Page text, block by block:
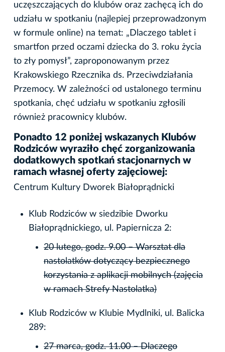
uczęszczających do klubów oraz zachęcą ich do
udziału w spotkaniu (najlepiej przeprowadzonym
w formule online) na temat: „Dlaczego tablet i
smartfon przed oczami dziecka do 3. roku życia
to zły pomysł”, zaproponowanym przez
Krakowskiego Rzecznika ds. Przeciwdziałania
Przemocy. W zależności od ustalonego terminu
spotkania, chęć udziału w spotkaniu zgłosili
również pracownicy klubów.
Ponadto 12 poniżej wskazanych Klubów
Rodziców wyraziło chęć zorganizowania
dodatkowych spotkań stacjonarnych w
ramach własnej oferty zajęciowej:
Centrum Kultury Dworek Białoprądnicki
Klub Rodziców w siedzibie Dworku
Białoprądnickiego, ul. Papiernicza 2:
20 lutego, godz. 9.00 – Warsztat dla
nastolatków dotyczący bezpiecznego
korzystania z aplikacji mobilnych (zajęcia
w ramach Strefy Nastolatka)
Klub Rodziców w Klubie Mydlniki, ul. Balicka
289:
27 marca, godz. 11.00 – Dlaczego